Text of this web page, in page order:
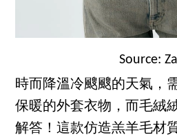
Source:
時而降溫冷颼颼的天氣，
保暖的外套衣物，而毛絨
解答！這款仿造羔羊毛材